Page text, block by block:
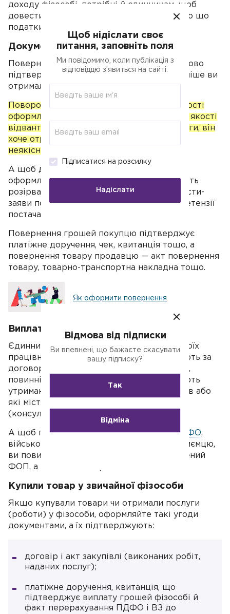
доходу фізособі, потрібні й єдинникам, щоб
довести, що дохід неоподатковуваний або що
податки ви вже сплатили.
Документи при поверненнях
Повернення предоплат і авансів обов'язково
підтверджують документально. Адже раніше ви
отримали гроші й включили до доходу.
Поворотну накладну або акт невідповідності
оформляють, коли у покупця претензії до якості
відвантаженого товару або наданої послуги, він
хоче отримати назад гроші та повернути
неякісний товар
А щоб довести, що гроші повернули,
оформляють документи, що підтверджують
розірвання договору купівлі-продажу, листи-
заяви покупця на повернення грошей, претензії
постачальнику.
Повернення грошей покупцю підтверджує
платіжне доручення, чек, квитанція тощо, а
повернення товару продавцю — акт повернення
товару, товарно-транспортна накладна тощо.
Як оформити повернення
Виплата доходу фізособі
Єдинники, які є податковими агентами своїх
працівників і виконавців, з якими працюють за
договорами
і яким виплачують дохід,
повинні мати документи, що підтверджують
утримання й перерахування з них податків або
які містять підстави для неутримання
(консультація в ЗІР, підкатегорія 107.11).
А щоб підтвердити право не платитиПДФО,
військовий збір і
контрагенту-підприємцю,
ви повинні мати докази, що дохід виплачений
ФОП, а не звичайній фізособі.
Купили товар у звичайної фізособи
Якщо купували товари чи отримали послуги
(роботи) у фізособи, оформляйте такі угоди
документами, а їх підтверджують:
договір і акт закупівлі (виконаних робіт,
наданих послуг);
платіжне доручення, квитанція, що
підтверджує виплату грошей фізособі й
факт перерахування ПДФО і ВЗ до
Щоб нідіслати своє
питання, заповніть поля
Ми повідомимо, коли публікація з
відповіддю з’явиться на сайті.
Підписатися на розсилку
Надіслати
Відмова від підписки
Ви впевнені, що бажаєте скасувати
вашу підписку?
Так
Відміна